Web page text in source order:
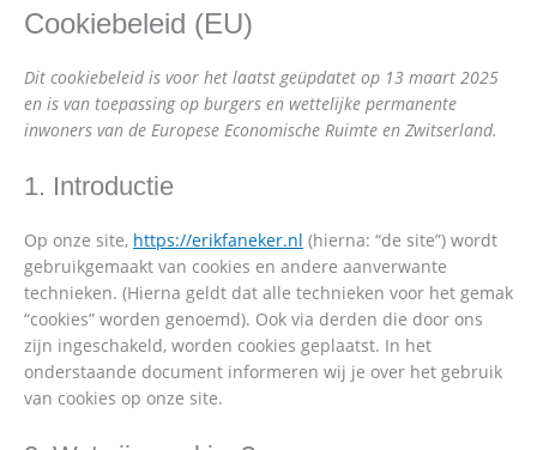
Cookiebeleid (EU)
Dit cookiebeleid is voor het laatst geüpdatet op 13 maart 2025
en is van toepassing op burgers en wettelijke permanente
inwoners van de Europese Economische Ruimte en Zwitserland.
1. Introductie
Op onze site, https://erikfaneker.nl (hierna: “de site”) wordt
gebruikgemaakt van cookies en andere aanverwante
technieken. (Hierna geldt dat alle technieken voor het gemak
“cookies” worden genoemd). Ook via derden die door ons
zijn ingeschakeld, worden cookies geplaatst. In het
onderstaande document informeren wij je over het gebruik
van cookies op onze site.
elementor
wordpress
google-
analytics
litespeed
google-
fonts
youtube
diversen